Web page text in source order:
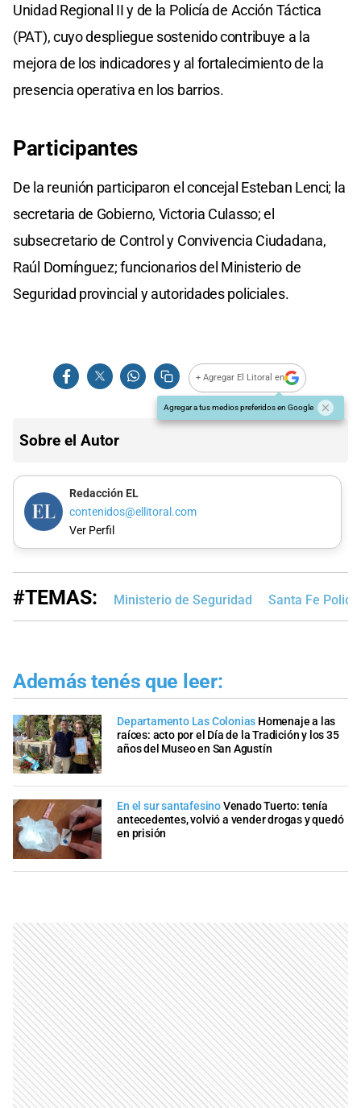
Unidad Regional II y de la Policía de Acción Táctica
(PAT), cuyo despliegue sostenido contribuye a la
mejora de los indicadores y al fortalecimiento de la
presencia operativa en los barrios.
Participantes
De la reunión participaron el concejal Esteban Lenci; la
secretaria de Gobierno, Victoria Culasso; el
subsecretario de Control y Convivencia Ciudadana,
Raúl Domínguez; funcionarios del Ministerio de
Seguridad provincial y autoridades policiales.
+ Agregar El Litoral en
Agregar a tus medios preferidos en Google
Sobre el Autor
Redacción EL
contenidos@ellitoral.com
Ver Perfil
#TEMAS: Ministerio de Seguridad Santa Fe
Además tenés que leer:
Departamento Las Colonias Homenaje a las
raíces: acto por el Día de la Tradición y los 35
años del Museo en San Agustín
En el sur santafesinoVenado Tuerto: tenía
antecedentes, volvió a vender drogas y quedó
en prisión